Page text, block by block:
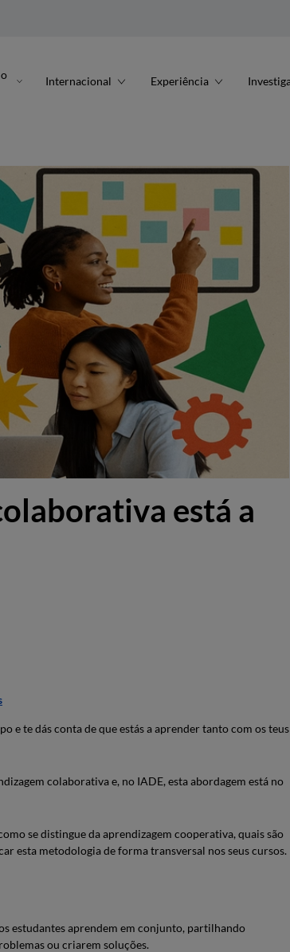
Internacional Experiência
está a
e te dás conta de que estás a aprender tanto com os teus
colaborativa e, no IADE, esta abordagem está no
se distingue da aprendizagem cooperativa, quais são
esta metodologia de forma transversal nos seus cursos.
estudantes aprendem em conjunto, partilhando
ou criarem soluções.